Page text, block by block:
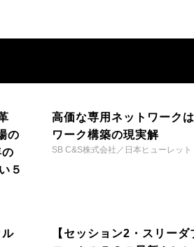
の
５
高価な専用ネットワーク
ワーク構築の現実解
SB C&S株式会社／日本ヒューレッ
ル
【セッション2・スリー